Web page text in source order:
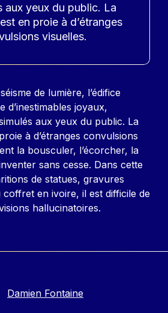
aux yeux du public. La
en proie à d’étranges
visuelles.
de lumière, l’édifice
d’inestimables joyaux,
aux yeux du public. La
à d’étranges convulsions
la bousculer, l’écorcher, la
sans cesse. Dans cette
de statues, gravures
coffret en ivoire, il est difficile de
hallucinatoires.
Damien Fontaine